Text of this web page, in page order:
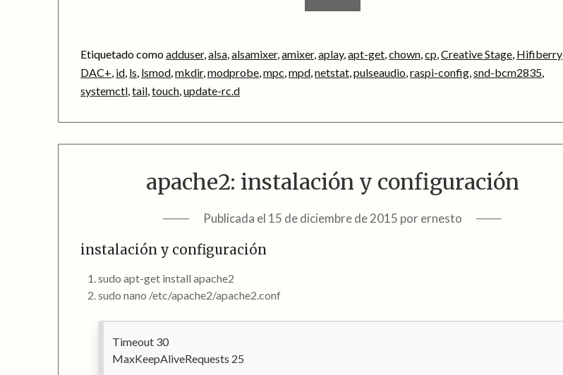
Etiquetado comoadduser,alsa,alsamixer,amixer,aplay,apt-get,chown,cp,Creative Stage, Hifiberry
DAC+, id, ls, lsmod,mkdir,modprobe,mpc,mpd,netstat,pulseaudio,raspi-config,snd-bcm2835,
systemctl,tail,touch,update-rc.d
apache2: instalación y configuración
Publicada el 15 de diciembre de 2015 porernesto
instalación y configuración
sudo apt-get install apache2
sudo nano /etc/apache2/apache2.conf
Timeout 30
MaxKeepAliveRequests 25